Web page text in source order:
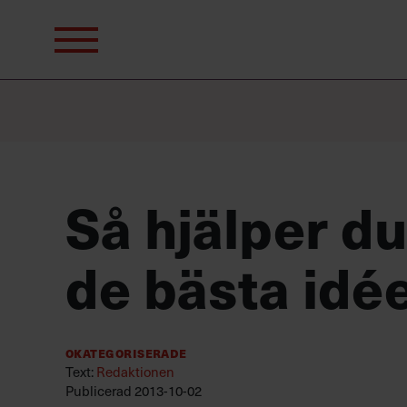
efter:
Så hjälper
de bästa
Okategoriserade
Text:Redaktionen
Publicerad 2013-10-02